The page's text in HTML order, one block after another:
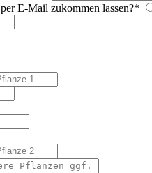
E-Mail zukommen lassen?*